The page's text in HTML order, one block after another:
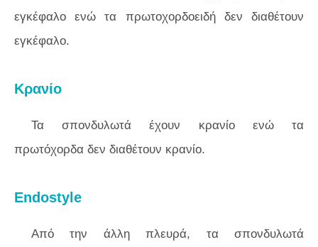
εγκέφαλο ενώ τα πρωτοχορδοειδή δεν διαθέτουν
εγκέφαλο.
Κρανίο
Τα σπονδυλωτά έχουν κρανίο ενώ τα
πρωτόχορδα δεν διαθέτουν κρανίο.
Endostyle
Από την άλλη πλευρά, τα σπονδυλωτά